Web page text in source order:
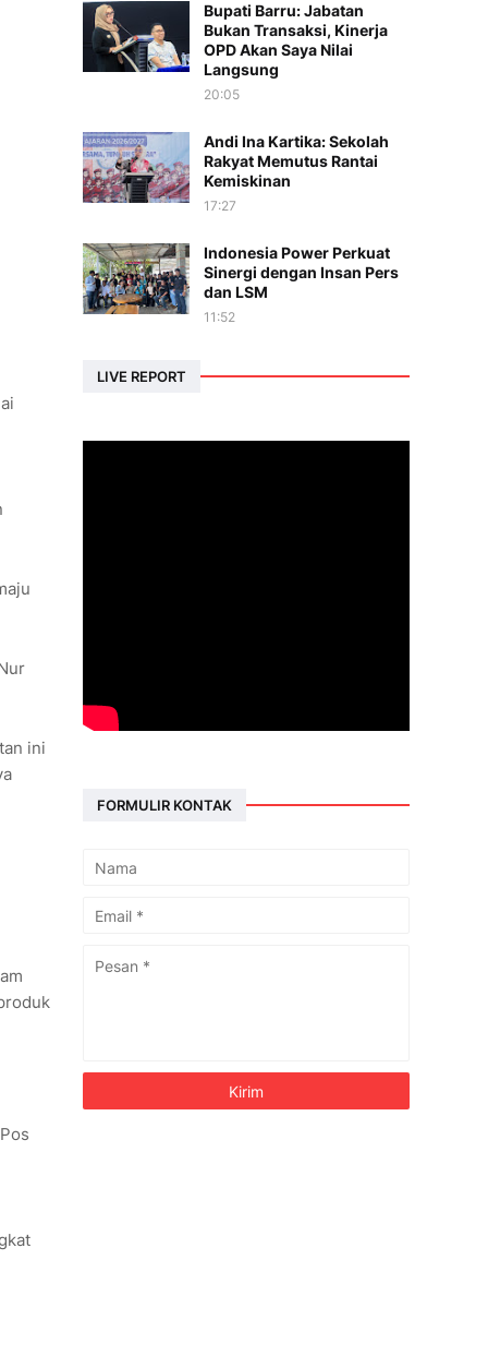
ini
Bupati Barru: Jabatan
Bukan Transaksi, Kinerja
OPD Akan Saya Nilai
Langsung
20:05
Andi Ina Kartika: Sekolah
Rakyat Memutus Rantai
Kemiskinan
17:27
Indonesia Power Perkuat
Sinergi dengan Insan Pers
dan LSM
11:52
LIVE REPORT
FORMULIR KONTAK